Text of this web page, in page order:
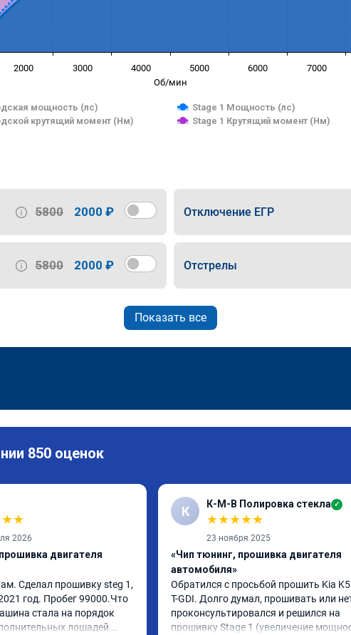
Об/мин
мощность (лс)
Stage 1 Мощность (лс)
крутящий момент (Нм)
Stage 1 Крутящий момент (Нм)
2000 3000 4000 5000 6000 7000
5800 2000 ₽ Отключение ЕГР
5800 2000 ₽ Отстрелы
Показать все
850 оценок
★★
2026
двигателя
Сделал прошивку steg 1,
год. Пробег 99000.Что
стала на порядок
лошадей
К К-М-В Полировка стекла ✓
★★★★★
23 ноября 2025
«Чип тюнинг, прошивка двигателя
автомобиля»
Обратился с просьбой прошить Kia
T-GDI. Долго думал, прошивать или
проконсультировался и решился на
прошивку Stage 1 (увеличение